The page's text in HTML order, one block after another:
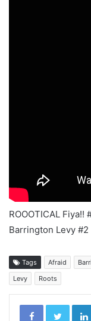
ROOOTICAL Fiya!!
Barrington Levy
Tags Afraid
Levy
Roots